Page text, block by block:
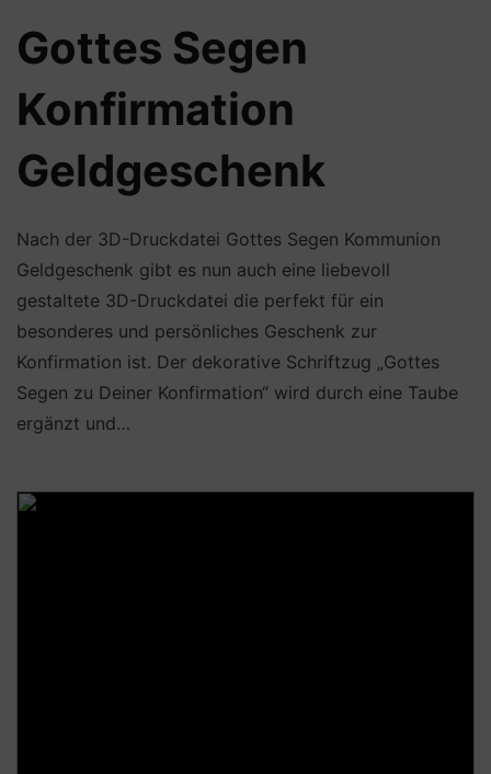
Gottes Segen
Konfirmation
Geldgeschenk
Nach der 3D-Druckdatei Gottes Segen Kommunion
Geldgeschenk gibt es nun auch eine liebevoll
gestaltete 3D-Druckdatei die perfekt für ein
besonderes und persönliches Geschenk zur
Konfirmation ist. Der dekorative Schriftzug „Gottes
Segen zu Deiner Konfirmation“ wird durch eine Taube
ergänzt und…